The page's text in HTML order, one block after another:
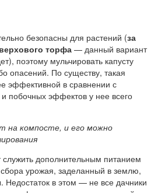
безопасны для растений (за
торфа — данный вариант
поэтому мульчировать капусту
опасений. По существу, такая
эффективной в сравнении с
побочных эффектов у нее всего
на компосте, и его можно
служить дополнительным питанием
урожая, заделанный в землю,
Недостаток в этом — не все дачники